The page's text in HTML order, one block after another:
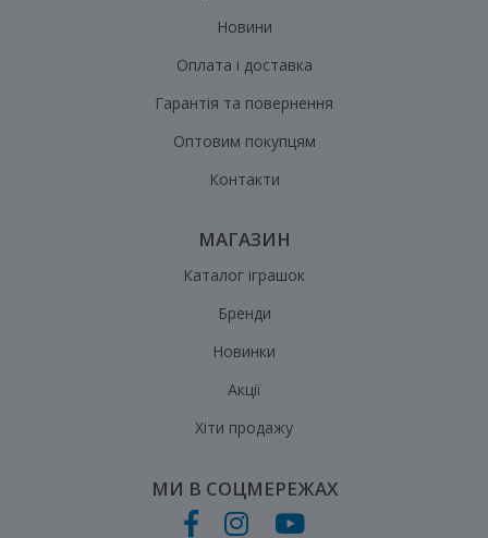
Новини
Оплата і доставка
Гарантія та повернення
Оптовим покупцям
Контакти
МАГАЗИН
Каталог іграшок
Бренди
Новинки
Акції
Хіти продажу
МИ В СОЦМЕРЕЖАХ